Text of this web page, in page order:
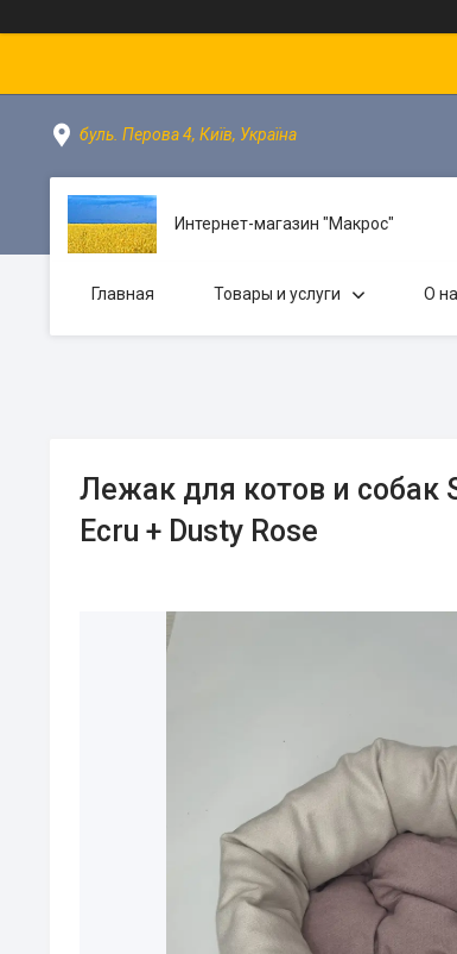
буль. Перова 4, Київ, Україна
Интернет-магазин "Макрос"
Главная Товары и услуги О
Лежак для котов и собак
Ecru + Dusty Rose